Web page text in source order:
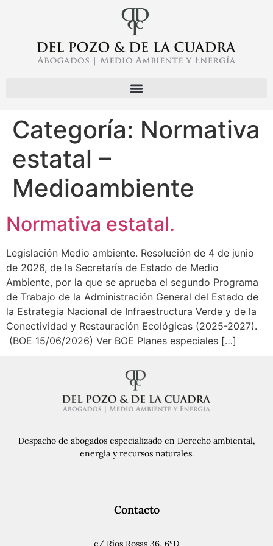
Categoría: Normativa
estatal –
Medioambiente
Normativa estatal.
Legislación Medio ambiente. Resolución de 4 de junio
de 2026, de la Secretaría de Estado de Medio
Ambiente, por la que se aprueba el segundo Programa
de Trabajo de la Administración General del Estado de
la Estrategia Nacional de Infraestructura Verde y de la
Conectividad y Restauración Ecológicas (2025-2027).
(BOE 15/06/2026) Ver BOE Planes especiales […]
Despacho de abogados especializado en Derecho ambiental,
energía y recursos naturales.
Contacto
c/ Ríos Rosas 36, 6ºD